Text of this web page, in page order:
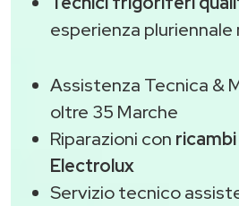
esperienza
Assistenza Tecnica &
oltre 35 Marche
Riparazioni con
Electrolux
Servizio tecnico